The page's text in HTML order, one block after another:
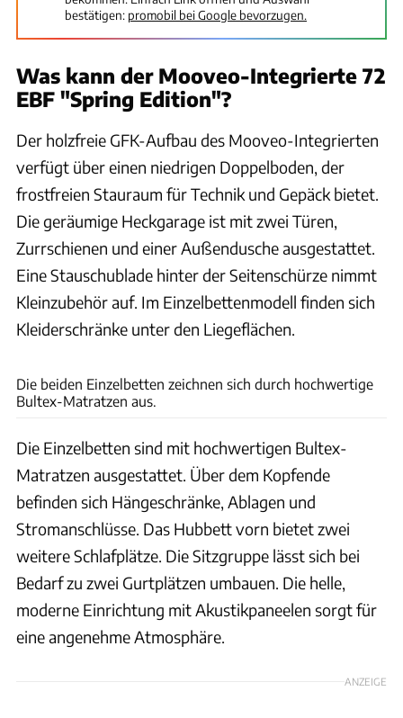
bestätigen: promobil bei Google bevorzugen.
Was kann der Mooveo-Integrierte 72
EBF "Spring Edition"?
Der holzfreie GFK-Aufbau des Mooveo-Integrierten
verfügt über einen niedrigen Doppelboden, der
frostfreien Stauraum für Technik und Gepäck bietet.
Die geräumige Heckgarage ist mit zwei Türen,
Zurrschienen und einer Außendusche ausgestattet.
Eine Stauschublade hinter der Seitenschürze nimmt
Kleinzubehör auf. Im Einzelbettenmodell finden sich
Kleiderschränke unter den Liegeflächen.
Die beiden Einzelbetten zeichnen sich durch hochwertige
Bultex-Matratzen aus.
Die Einzelbetten sind mit hochwertigen Bultex-
Matratzen ausgestattet. Über dem Kopfende
befinden sich Hängeschränke, Ablagen und
Stromanschlüsse. Das Hubbett vorn bietet zwei
weitere Schlafplätze. Die Sitzgruppe lässt sich bei
Bedarf zu zwei Gurtplätzen umbauen. Die helle,
moderne Einrichtung mit Akustikpaneelen sorgt für
eine angenehme Atmosphäre.
ANZEIGE